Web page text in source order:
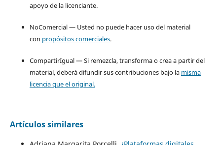
apoyo de la licenciante.
NoComercial — Usted no puede hacer uso del material
con propósitos comerciales.
CompartirIgual — Si remezcla, transforma o crea a partir del
material, deberá difundir sus contribuciones bajo la misma
licencia que el original.
Artículos similares